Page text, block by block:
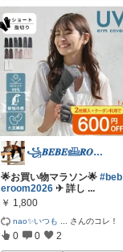
꧁𝑩𝑬𝑩𝑬𓊝𝑹𝑶𝑶𝑴꧂
🌟お買い物マラソン🌟#beb
eroom2026 ✈︎ 詳し ...
￥ 1,800
nao✨いつも さんのコレ！
0 0 2